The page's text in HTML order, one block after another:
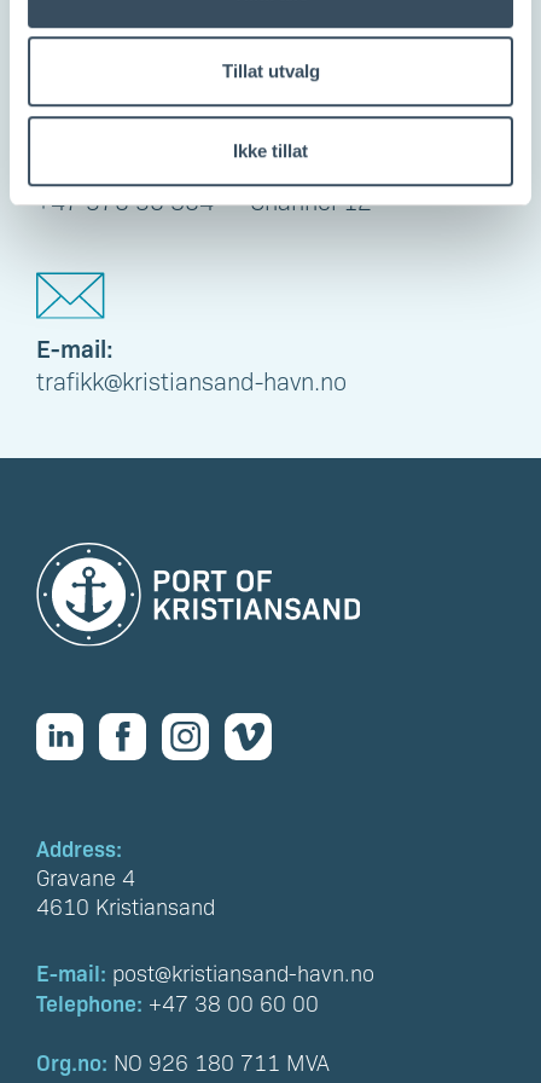
Tillat utvalg
Ikke tillat
+47 970 90 504
VHF:
Channel 12
E-mail:
trafikk@kristiansand-havn.no
Address:
Gravane 4
4610 Kristiansand
E-mail: post@kristiansand-havn.no
Telephone: +47 38 00 60 00
Org.no: NO 926 180 711 MVA